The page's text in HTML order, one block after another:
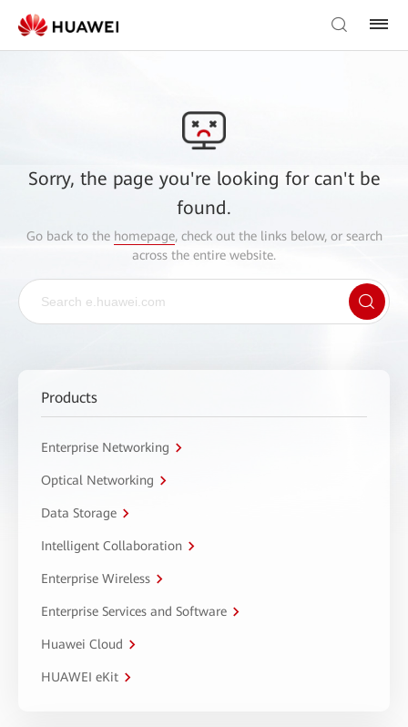
Sorry, the page you're looking for can't be
found.
Go back to the homepage, check out the links below, or search
across the entire website.
Products
Enterprise Networking
Optical Networking
Data Storage
Intelligent Collaboration
Enterprise Wireless
Enterprise Services and Software
Huawei Cloud
HUAWEI eKit